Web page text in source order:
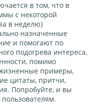
в том, что в
с некоторой
в неделю)
назначенные
и помогают по
подогрева интереса,
помимо
примеры,
цитаты, притчи,
Попробуйте, и вы